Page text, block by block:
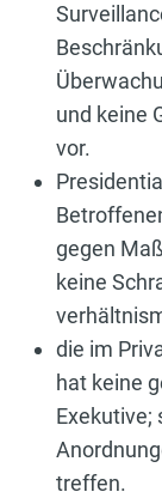
und keine
vor.
gegen
keine
die im
hat keine
Exekutive;
treffen.